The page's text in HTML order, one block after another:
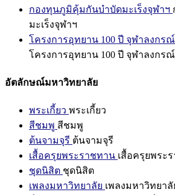
กองทุนภูมิคุ้มกันบำบัดมะเร็งจุฬาฯ
มะเร็งจุฬาฯ
โครงการอุทยาน 100 ปี จุฬาลงกร
โครงการอุทยาน 100 ปี จุฬาลงกร
อัตลักษณ์มหาวิทยาลัย
พระเกี้ยว พระเกี้ยว
สีชมพู สีชมพู
ต้นจามจุรี ต้นจามจุรี
เสื้อครุยพระราชทาน เสื้อครุยพระ
ชุดนิสิต ชุดนิสิต
เพลงมหาวิทยาลัย เพลงมหาวิทยาลั